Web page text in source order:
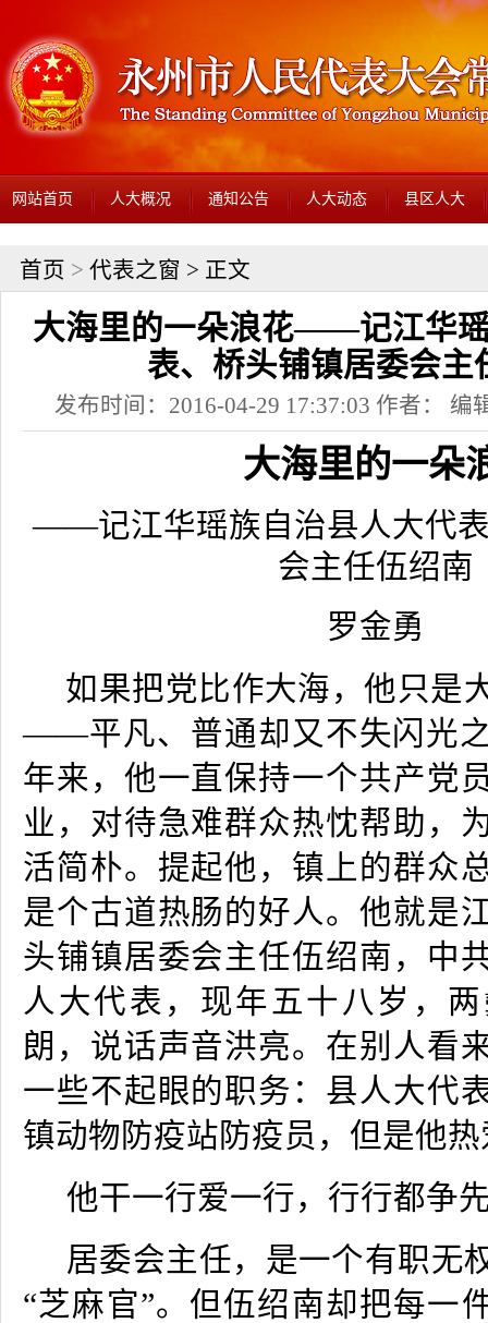
网站首页 人大概况 通知公告 人大动态 县区人大
首页 > 代表之窗 > 正文
大海里的一朵浪花——记江华
表、桥头铺镇居委会主
发布时间：2016-04-29 17:37:03 作者： 编
大海里的一朵
——记江华瑶族自治县人大代
会主任伍绍南
罗金勇
如果把党比作大海，他只是
——平凡、普通却又不失闪光
年来，他一直保持一个共产党
业，对待急难群众热忱帮助，
活简朴。提起他，镇上的群众
是个古道热肠的好人。他就是
头铺镇居委会主任伍绍南，中
人大代表，现年五十八岁，
朗，说话声音洪亮。在别人看
一些不起眼的职务：县人大代
镇动物防疫站防疫员，但是他
他干一行爱一行，行行都争
居委会主任，是一个有职无
“芝麻官”。但伍绍南却把每一